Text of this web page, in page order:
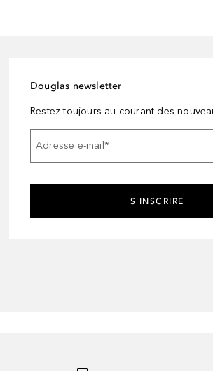
Douglas newsletter
Restez toujours au courant des
Adresse e-mail*
S'INSCRIRE